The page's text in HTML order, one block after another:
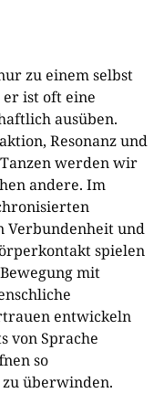
zu einem selbst
er ist oft eine
ausüben.
Resonanz und
werden wir
andere. Im
Verbundenheit und
spielen
mit
entwickeln
von Sprache
so
überwinden.